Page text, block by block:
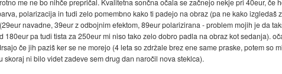
me ne bo nihče prepričal. Kvalitetna sončna očala se začnejo nekje pri 40eur, če
polarizacija in tudi zelo pomembno kako ti padejo na obraz (pa ne kako izgledaš
navadne, 39eur z odbojnim efektom, 89eur polarizirana - problem mojih je da
pa tudi tista za 250eur mi niso tako zelo dobro padla na obraz kot sedanja).
če jih paziš ker se ne morejo (4 leta so zdržale brez ene same praske, potem so
ni bilo videt zadeve sem drug dan naročil nova steklca).